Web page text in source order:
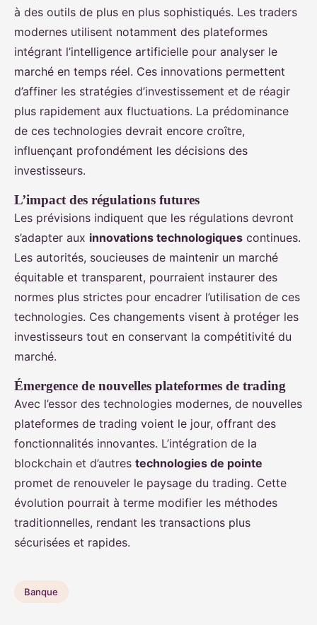
à des outils de plus en plus sophistiqués. Les traders
modernes utilisent notamment des plateformes
intégrant l’intelligence artificielle pour analyser le
marché en temps réel. Ces innovations permettent
d’affiner les stratégies d’investissement et de réagir
plus rapidement aux fluctuations. La prédominance
de ces technologies devrait encore croître,
influençant profondément les décisions des
investisseurs.
L’impact des régulations futures
Les prévisions indiquent que les régulations devront
s’adapter aux innovations technologiques continues.
Les autorités, soucieuses de maintenir un marché
équitable et transparent, pourraient instaurer des
normes plus strictes pour encadrer l’utilisation de ces
technologies. Ces changements visent à protéger les
investisseurs tout en conservant la compétitivité du
marché.
Émergence de nouvelles plateformes de trading
Avec l’essor des technologies modernes, de nouvelles
plateformes de trading voient le jour, offrant des
fonctionnalités innovantes. L’intégration de la
blockchain et d’autres technologies de pointe
promet de renouveler le paysage du trading. Cette
évolution pourrait à terme modifier les méthodes
traditionnelles, rendant les transactions plus
sécurisées et rapides.
Banque